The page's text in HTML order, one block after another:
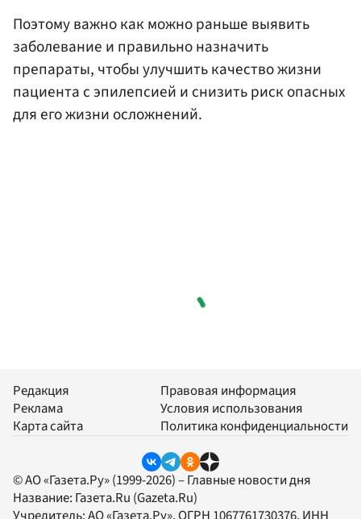
Поэтому важно как можно раньше выявить
заболевание и правильно назначить
препараты, чтобы улучшить качество жизни
пациента с эпилепсией и снизить риск опасных
для его жизни осложнений.
Редакция
Реклама
Карта сайта
Правовая информация
Условия использования
Политика конфиденциальности
© АО «Газета.Ру» (1999-2026) – Главные новости дня
Название: Газета.Ru (Gazeta.Ru)